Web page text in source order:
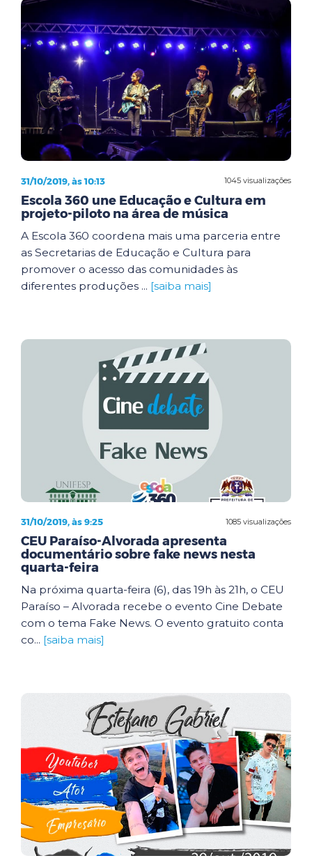
1045 visualizações
31/10/2019, às 10:13
Escola 360 une Educação e Cultura em
projeto-piloto na área de música
A Escola 360 coordena mais uma parceria entre
as Secretarias de Educação e Cultura para
promover o acesso das comunidades às
diferentes produções ... [saiba mais]
1085 visualizações
31/10/2019, às 9:25
CEU Paraíso-Alvorada apresenta
documentário sobre fake news nesta
quarta-feira
Na próxima quarta-feira (6), das 19h às 21h, o CEU
Paraíso – Alvorada recebe o evento Cine Debate
com o tema Fake News. O evento gratuito conta
co... [saiba mais]